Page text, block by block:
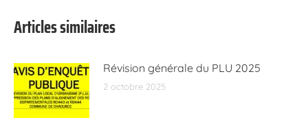
Articles similaires
Révision générale du PLU 2025
2 octobre 2025